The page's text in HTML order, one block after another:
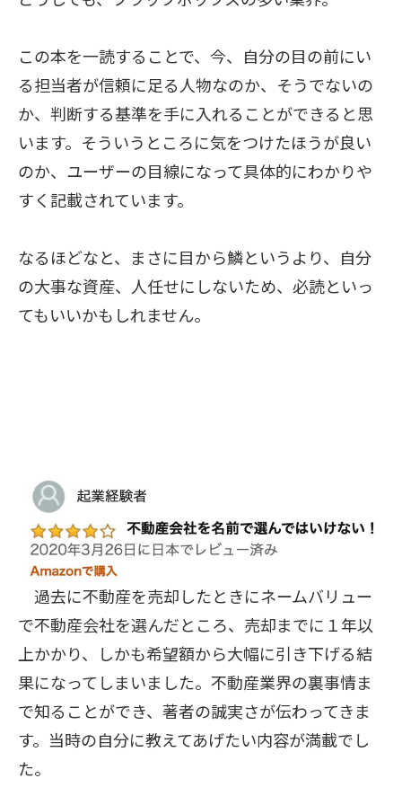
この本を一読することで、今、自分の目の前にい
る担当者が信頼に足る人物なのか、そうでないの
か、判断する基準を手に入れることができると思
います。そういうところに気をつけたほうが良い
のか、ユーザーの目線になって具体的にわかりや
すく記載されています。
なるほどなと、まさに目から鱗というより、自分
の大事な資産、人任せにしないため、必読といっ
てもいいかもしれません。
過去に不動産を売却したときにネームバリュー
で不動産会社を選んだところ、売却までに１年以
上かかり、しかも希望額から大幅に引き下げる結
果になってしまいました。不動産業界の裏事情ま
で知ることができ、著者の誠実さが伝わってきま
す。当時の自分に教えてあげたい内容が満載でし
た。